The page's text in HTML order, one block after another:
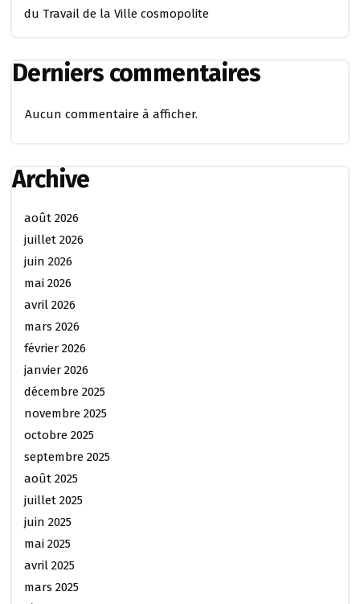
du Travail de la Ville cosmopolite
Derniers commentaires
Aucun commentaire à afficher.
Archive
août 2026
juillet 2026
juin 2026
mai 2026
avril 2026
mars 2026
février 2026
janvier 2026
décembre 2025
novembre 2025
octobre 2025
septembre 2025
août 2025
juillet 2025
juin 2025
mai 2025
avril 2025
mars 2025